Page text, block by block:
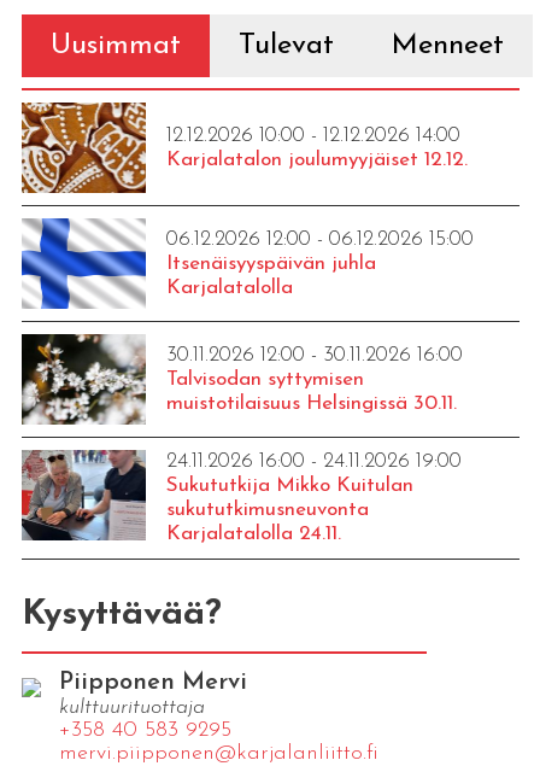
Uusimmat Tulevat Menneet
12.12.2026 10:00 - 12.12.2026 14:00
Karjalatalon joulumyyjäiset 12.12.
06.12.2026 12:00 - 06.12.2026 15:00
Itsenäisyyspäivän juhla
Karjalatalolla
30.11.2026 12:00 - 30.11.2026 16:00
Talvisodan syttymisen
muistotilaisuus Helsingissä 30.11.
24.11.2026 16:00 - 24.11.2026 19:00
Sukututkija Mikko Kuitulan
sukututkimusneuvonta
Karjalatalolla 24.11.
Kysyttävää?
Piipponen Mervi
kulttuurituottaja
+358 40 583 9295
mervi.​piipponen@​kar​jala​nlii​tto.​fi